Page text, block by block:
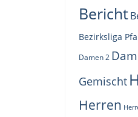
Bericht
Bezirksliga
Damen 2
Gemischt
Herren